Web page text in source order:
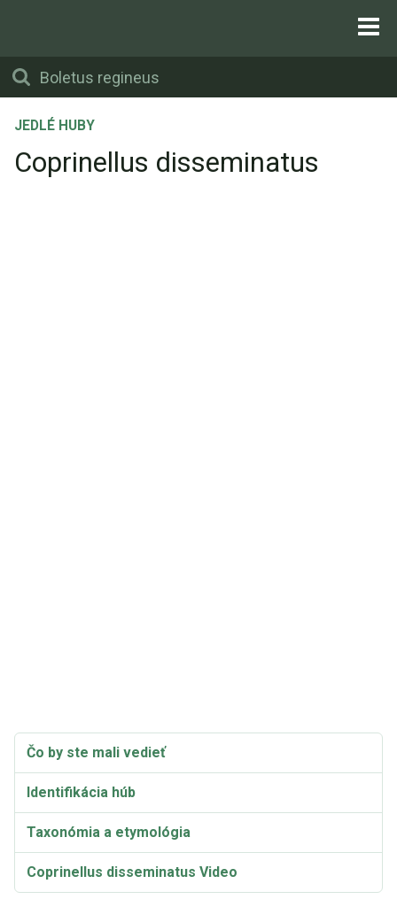
JEDLÉ HUBY
Coprinellus disseminatus
Čo by ste mali vedieť
Identifikácia húb
Taxonómia a etymológia
Coprinellus disseminatus Video